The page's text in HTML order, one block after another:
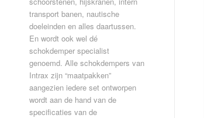
transport banen, nautische
doeleinden en alles daartussen.
En wordt ook wel dé
schokdemper specialist
genoemd. Alle schokdempers van
Intrax zijn “maatpakken”
aangezien iedere set ontworpen
wordt aan de hand van de
specificaties van de